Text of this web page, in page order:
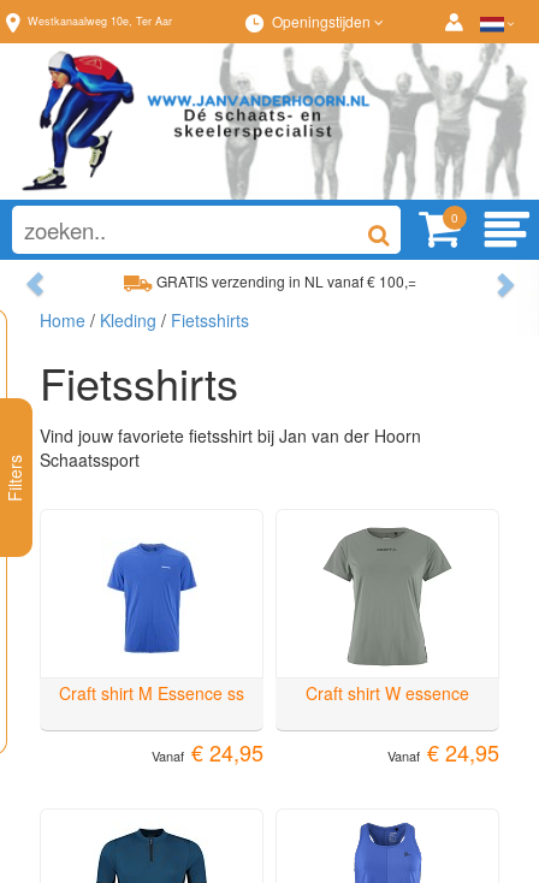
Westkanaalweg 10e, Ter Aar Openingstijden
0
GRATIS verzending in NL vanaf € 100,=
Ruim assortiment, altijd wat naar wens!
Ruim assortiment,
Previous
Filters
Home / Kleding / Fietsshirts
Fietsshirts
Vind jouw favoriete fietsshirt bij Jan van der Hoorn
Schaatssport
Craft shirt M Essence ss
Vanaf € 24,95
Craft shirt W essence
Vanaf € 24,95